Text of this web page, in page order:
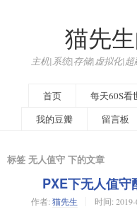
猫先
主机|系统|存储|虚拟化|
首页 每天60S看
我的豆瓣
留言板
标签 无人值守 下的文章
PXE下无人值
作者: 猫先生 时间: